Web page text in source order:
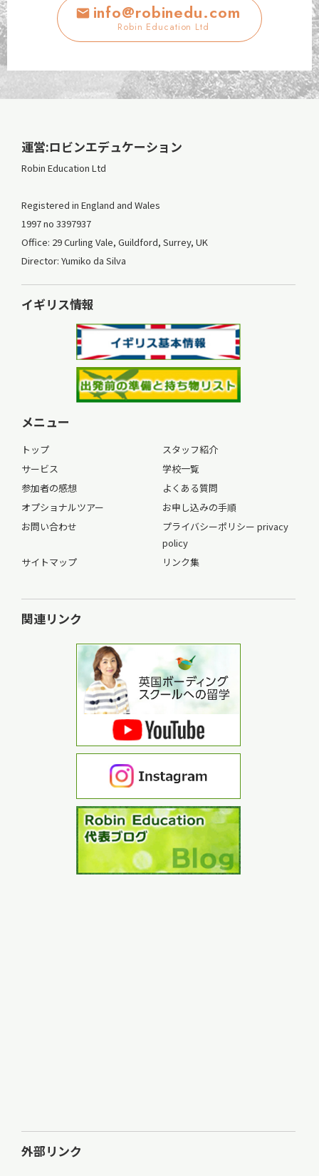
info@robinedu.com
Robin Education Ltd
運営:ロビンエデュケーション
Robin Education Ltd
Registered in England and Wales
1997 no 3397937
Office: 29 Curling Vale, Guildford, Surrey, UK
Director: Yumiko da Silva
イギリス情報
メニュー
トップ
スタッフ紹介
サービス
学校一覧
参加者の感想
よくある質問
オプショナルツアー
お申し込みの手順
お問い合わせ
プライバシーポリシー privacy
policy
サイトマップ
リンク集
関連リンク
外部リンク